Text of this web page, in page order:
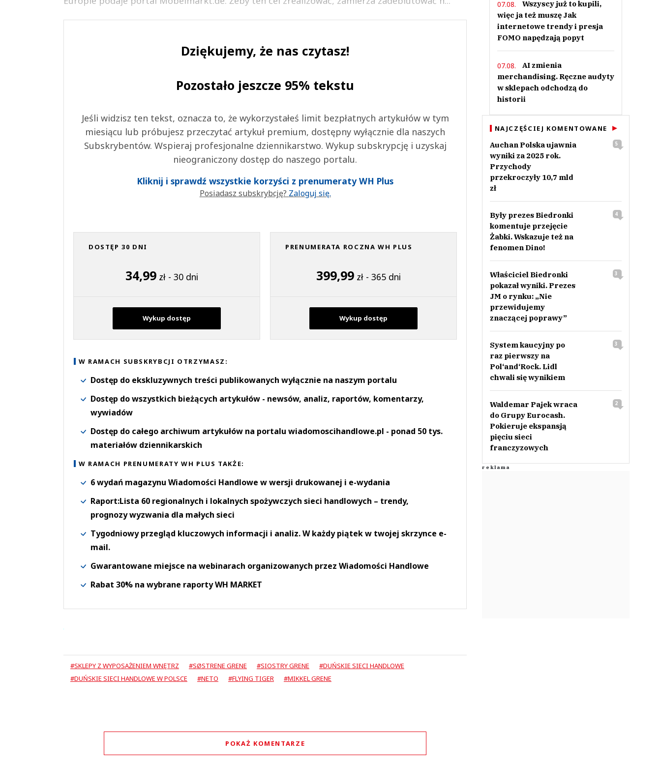
Dziękujemy, że nas czytasz!
Pozostało jeszcze 95% tekstu
Jeśli widzisz ten tekst, oznacza to, że wykorzystałeś limit bezpłatnych artykułów w tym
miesiącu lub próbujesz przeczytać artykuł premium, dostępny wyłącznie dla naszych
Subskrybentów. Wspieraj profesjonalne dziennikarstwo. Wykup subskrypcję i uzyskaj
nieograniczony dostęp do naszego portalu.
Kliknij i sprawdź wszystkie korzyści z prenumeraty WH Plus
Posiadasz subskrybcję? Zaloguj się.
DOSTĘP 30 DNI
34,99 zł - 30 dni
Wykup dostęp
PRENUMERATA ROCZNA WH PLUS
399,99 zł - 365 dni
Wykup dostęp
W RAMACH SUBSKRYBCJI OTRZYMASZ:
Dostęp do ekskluzywnych treści publikowanych wyłącznie na naszym portalu
Dostęp do wszystkich bieżących artykułów - newsów, analiz, raportów, komentarzy,
wywiadów
Dostęp do całego archiwum artykułów na portalu wiadomoscihandlowe.pl - ponad 50 tys.
materiałów dziennikarskich
W RAMACH PRENUMERATY WH PLUS TAKŻE:
6 wydań magazynu Wiadomości Handlowe w wersji drukowanej i e-wydania
Raport:Lista 60 regionalnych i lokalnych spożywczych sieci handlowych – trendy,
prognozy wyzwania dla małych sieci
Tygodniowy przegląd kluczowych informacji i analiz. W każdy piątek w twojej skrzynce e-
mail.
Gwarantowane miejsce na webinarach organizowanych przez Wiadomości Handlowe
Rabat 30% na wybrane raporty WH MARKET
#SKLEPY Z WYPOSAŻENIEM WNĘTRZ #SØSTRENE GRENE #SIOSTRY GRENE
#DUŃSKIE SIECI HANDLOWE
#DUŃSKIE SIECI HANDLOWE W POLSCE
#NETO #FLYING TIGER #MIKKEL GRENE
POKAŻ KOMENTARZE
07.08.
Wszyscy już to kupili,
więc ja też muszę Jak
internetowe trendy i presja
FOMO napędzają popyt
07.08.
AI zmienia
merchandising. Ręczne audyty
w sklepach odchodzą do
historii
NAJCZĘŚCIEJ KOMENTOWANE
Auchan Polska ujawnia
wyniki za 2025 rok.
Przychody
przekroczyły 10,7 mld
zł
5
Były prezes Biedronki
komentuje przejęcie
Żabki. Wskazuje też na
fenomen Dino!
4
Właściciel Biedronki
pokazał wyniki. Prezes
JM o rynku: „Nie
przewidujemy
znaczącej poprawy”
3
System kaucyjny po
raz pierwszy na
Pol‘and‘Rock. Lidl
chwali się wynikiem
3
Waldemar Pajek wraca
do Grupy Eurocash.
Pokieruje ekspansją
pięciu sieci
franczyzowych
2